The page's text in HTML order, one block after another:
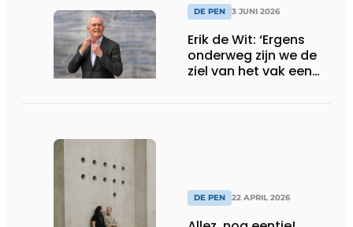
DE PEN 3 JUNI 2026
Erik de Wit: ‘Ergens
onderweg zijn we de
ziel van het vak een
DE PEN 22 APRIL 2026